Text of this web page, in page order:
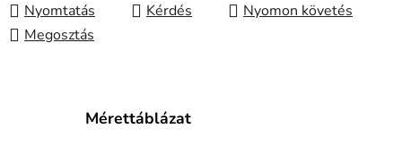
Nyomtatás Kérdés
Nyomon követés
Megosztás
Mérettáblázat